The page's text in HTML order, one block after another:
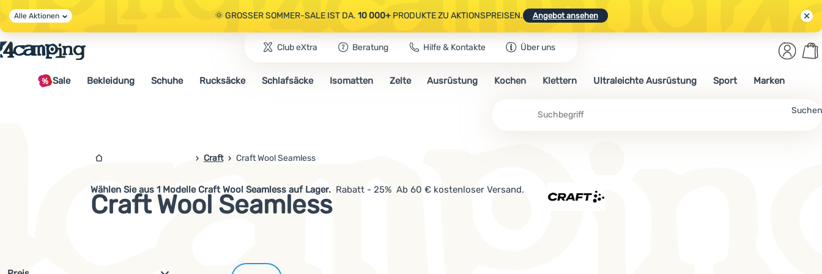
🌞 GROSSER SOMMER-SALE IST DA. 10 000+PRODUKTE ZU AKTIONSPREISEN. Angebot ansehen
🤫 - 10 % AUF AUSGEWÄHLTE CAMPING- & WANDERAUSRÜSTUNG.CODE OUT10 NUTZEN.
🌞 GROSSER SOMMER-SALE IST DA.10 000+PRODUKTE ZU AKTIONSPREISEN. Angebot ansehen
Alle Aktionen
Club eXtra Beratung Hilfe & Kontakte Über uns
Suchen
Anmelden
Sale Bekleidung Schuhe Rucksäcke Schlafsäcke Isomatten Zelte Ausrüstung Kochen Klettern Ultraleichte Ausrüstung Sport Marken
4campingshop.de
Craft Craft Wool Seamless
Craft Wool Seamless
Wählen Sie aus 1 Modelle Craft Wool Seamless auf Lager. Rabatt - 25% Ab 60 € kostenloser Versand.